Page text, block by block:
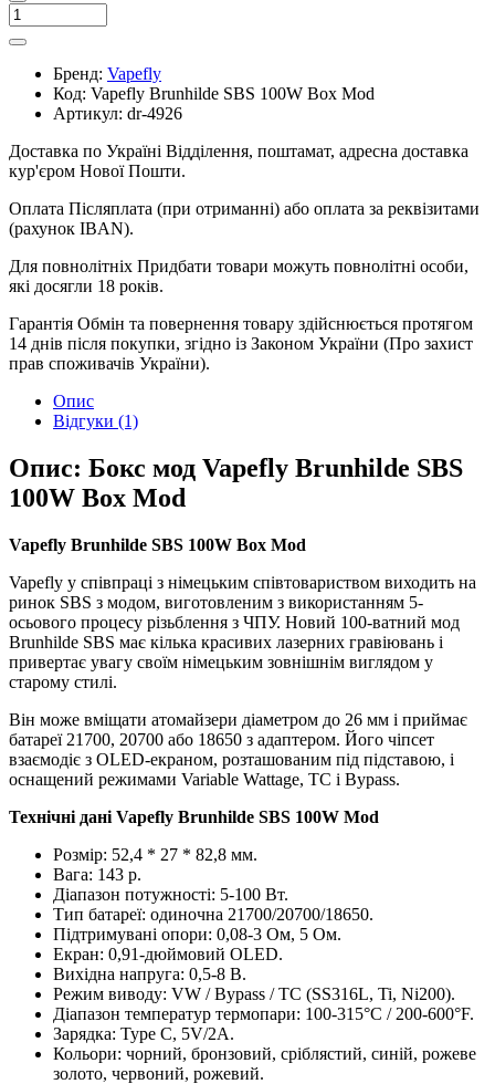
Бренд: Vapefly
Код: Vapefly Brunhilde SBS 100W Box Mod
Артикул: dr-4926
Доставка по Україні Відділення, поштамат, адресна доставка
кур'єром Нової Пошти.
Оплата Післяплата (при отриманні) або оплата за реквізитами
(рахунок IBAN).
Для повнолітніх Придбати товари можуть повнолітні особи,
які досягли 18 років.
Гарантія Обмін та повернення товару здійснюється протягом
14 днів після покупки, згідно із Законом України (Про захист
прав споживачів України).
Опис
Відгуки (1)
Опис: Бокс мод Vapefly Brunhilde SBS
100W Box Mod
Vapefly Brunhilde SBS 100W Box Mod
Vapefly у співпраці з німецьким співтовариством виходить на
ринок SBS з модом, виготовленим з використанням 5-
осьового процесу різьблення з ЧПУ. Новий 100-ватний мод
Brunhilde SBS має кілька красивих лазерних гравіювань і
привертає увагу своїм німецьким зовнішнім виглядом у
старому стилі.
Він може вміщати атомайзери діаметром до 26 мм і приймає
батареї 21700, 20700 або 18650 з адаптером. Його чіпсет
взаємодіє з OLED-екраном, розташованим під підставою, і
оснащений режимами Variable Wattage, TC і Bypass.
Технічні дані Vapefly Brunhilde SBS 100W Mod
Розмір: 52,4 * 27 * 82,8 мм.
Вага: 143 р.
Діапазон потужності: 5-100 Вт.
Тип батареї: одиночна 21700/20700/18650.
Підтримувані опори: 0,08-3 Ом, 5 Ом.
Екран: 0,91-дюймовий OLED.
Вихідна напруга: 0,5-8 В.
Режим виводу: VW / Bypass / TC (SS316L, Ti, Ni200).
Діапазон температур термопари: 100-315°C / 200-600°F.
Зарядка: Type C, 5V/2A.
Кольори: чорний, бронзовий, сріблястий, синій, рожеве
золото, червоний, рожевий.